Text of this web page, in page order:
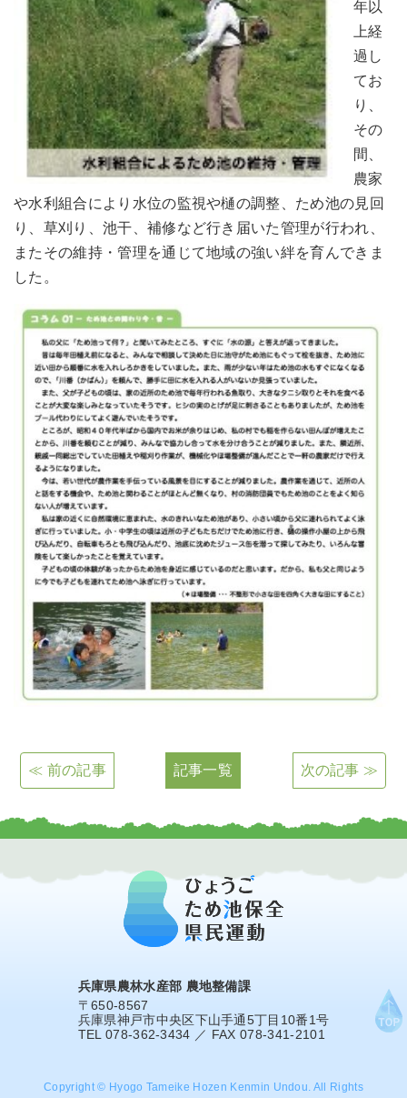
年以
上経
過し
てお
り、
その
間、
農家
や水利組合により水位の監視や樋の調整、ため池の見回
り、草刈り、池干、補修など行き届いた管理が行われ、
またその維持・管理を通じて地域の強い絆を育んできま
した。
≪ 前の記事 記事一覧 次の記事 ≫
兵庫県農林水産部 農地整備課
〒650-8567
兵庫県神戸市中央区下山手通5丁目10番1号
TEL 078-362-3434 ／ FAX 078-341-2101
Copyright © Hyogo Tameike Hozen Kenmin Undou. All Rights